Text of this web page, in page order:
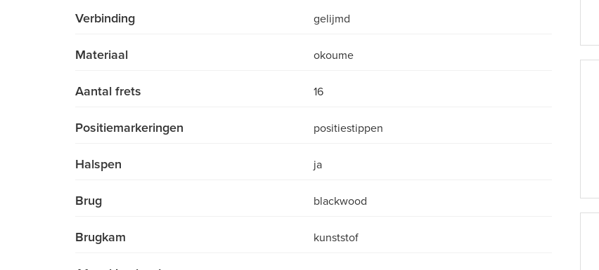
Verbinding gelijmd
Materiaal okoume
Aantal frets 16
Positiemarkeringen positiestippen
Halspen ja
Brug blackwood
Brugkam kunststof